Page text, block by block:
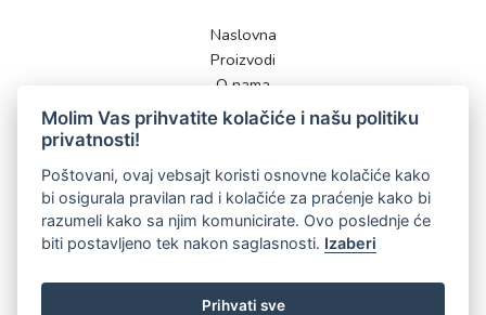
Naslovna
Proizvodi
O nama
Kontakt
KONTAKT
shop@slcolor.rs
Molim Vas prihvatite kolačiće i našu politiku
privatnosti!
Poštovani, ovaj vebsajt koristi osnovne kolačiće kako
bi osigurala pravilan rad i kolačiće za praćenje kako bi
razumeli kako sa njim komunicirate. Ovo poslednje će
biti postavljeno tek nakon saglasnosti. Izaberi
Prihvati sve